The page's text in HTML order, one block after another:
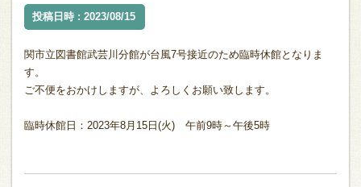
投稿日時 : 2023/08/15
関市立図書館武芸川分館が台風7号接近のため臨時休館となりま
す。
ご不便をおかけしますが、よろしくお願い致します。
臨時休館日：2023年8月15日(火) 午前9時～午後5時